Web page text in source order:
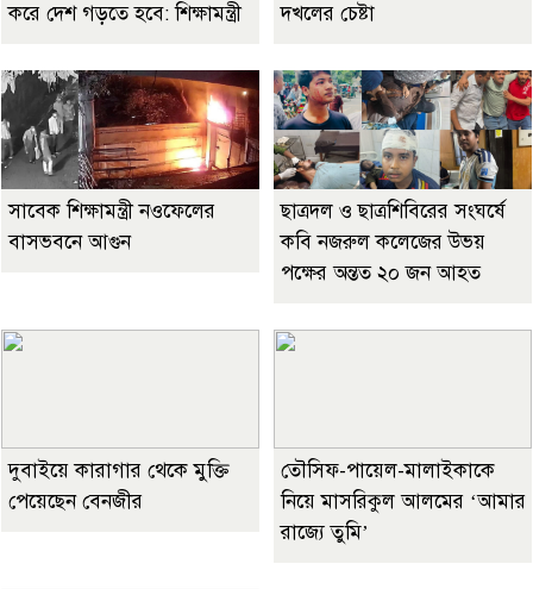
করে দেশ গড়তে হবে: শিক্ষামন্ত্রী
দখলের চেষ্টা
সাবেক শিক্ষামন্ত্রী নওফেলের
বাসভবনে আগুন
ছাত্রদল ও ছাত্রশিবিরের সংঘর্ষে
কবি নজরুল কলেজের উভয়
পক্ষের অন্তত ২০ জন আহত
দুবাইয়ে কারাগার থেকে মুক্তি
পেয়েছেন বেনজীর
তৌসিফ-পায়েল-মালাইকাকে
নিয়ে মাসরিকুল আলমের ‘আমার
রাজ্যে তুমি’